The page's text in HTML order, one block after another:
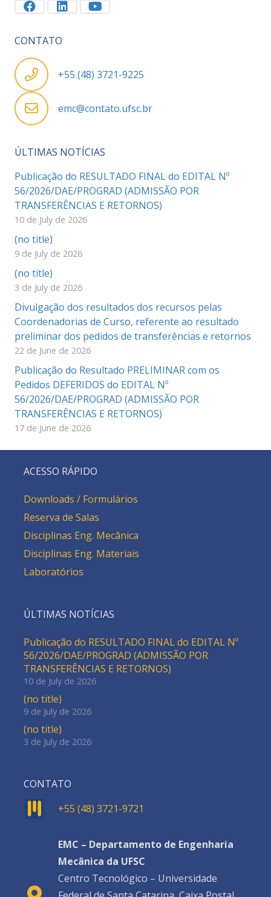
CONTATO
+55 (48) 3721-9225
emc@contato.ufsc.br
ÚLTIMAS NOTÍCIAS
Publicação do RESULTADO FINAL do EDITAL Nº
56/2026/DAE/PROGRAD (ADMISSÃO POR
TRANSFERÊNCIAS E RETORNOS)
10 de July de 2026
(no title)
9 de July de 2026
(no title)
3 de July de 2026
Divulgação dos resultados dos recursos pelas
Coordenadorias de Curso, referente ao resultado
preliminar dos pedidos de transferências e retornos
22 de June de 2026
Publicação do Resultado PRELIMINAR com os
Pedidos DEFERIDOS do EDITAL Nº
56/2026/DAE/PROGRAD (ADMISSÃO POR
TRANSFERÊNCIAS E RETORNOS)
17 de June de 2026
ACESSO RÁPIDO
Downloads / Formulários
Reserva de Salas
Disciplinas Eng. Mecânica
Disciplinas Eng. Materiais
Laboratórios
ÚLTIMAS NOTÍCIAS
Publicação do RESULTADO FINAL do EDITAL Nº
56/2026/DAE/PROGRAD (ADMISSÃO POR
TRANSFERÊNCIAS E RETORNOS)
10 de July de 2026
(no title)
9 de July de 2026
(no title)
3 de July de 2026
CONTATO
+55 (48) 3721-9721
EMC – Departamento de Engenharia
Mecânica da UFSC
Centro Tecnológico – Universidade